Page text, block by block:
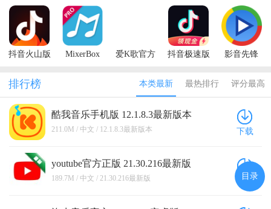
版
2026最新版
(Samsung
Music)
猫
抖音火山版
MixerBox
爱K歌官方
抖音极速版
影音先锋
排行榜 本类最新 最热排行 评分最高
酷我音乐手机版 12.1.8.3最新版本
211.0M / 中文 / 12.1.8.3最新版本 下载
youtube官方正版 21.30.216最新版
189.7M / 中文 / 21.30.216最新版 下载
目录